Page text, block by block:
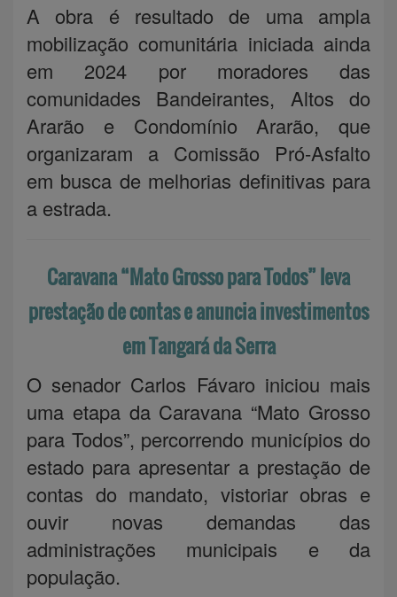
A obra é resultado de uma ampla
mobilização comunitária iniciada ainda
em 2024 por moradores das
comunidades Bandeirantes, Altos do
Ararão e Condomínio Ararão, que
organizaram a Comissão Pró-Asfalto
em busca de melhorias definitivas para
a estrada.
Caravana “Mato Grosso para Todos” leva
prestação de contas e anuncia investimentos
em Tangará da Serra
O senador Carlos Fávaro iniciou mais
uma etapa da Caravana “Mato Grosso
para Todos”, percorrendo municípios do
estado para apresentar a prestação de
contas do mandato, vistoriar obras e
ouvir novas demandas das
administrações municipais e da
população.